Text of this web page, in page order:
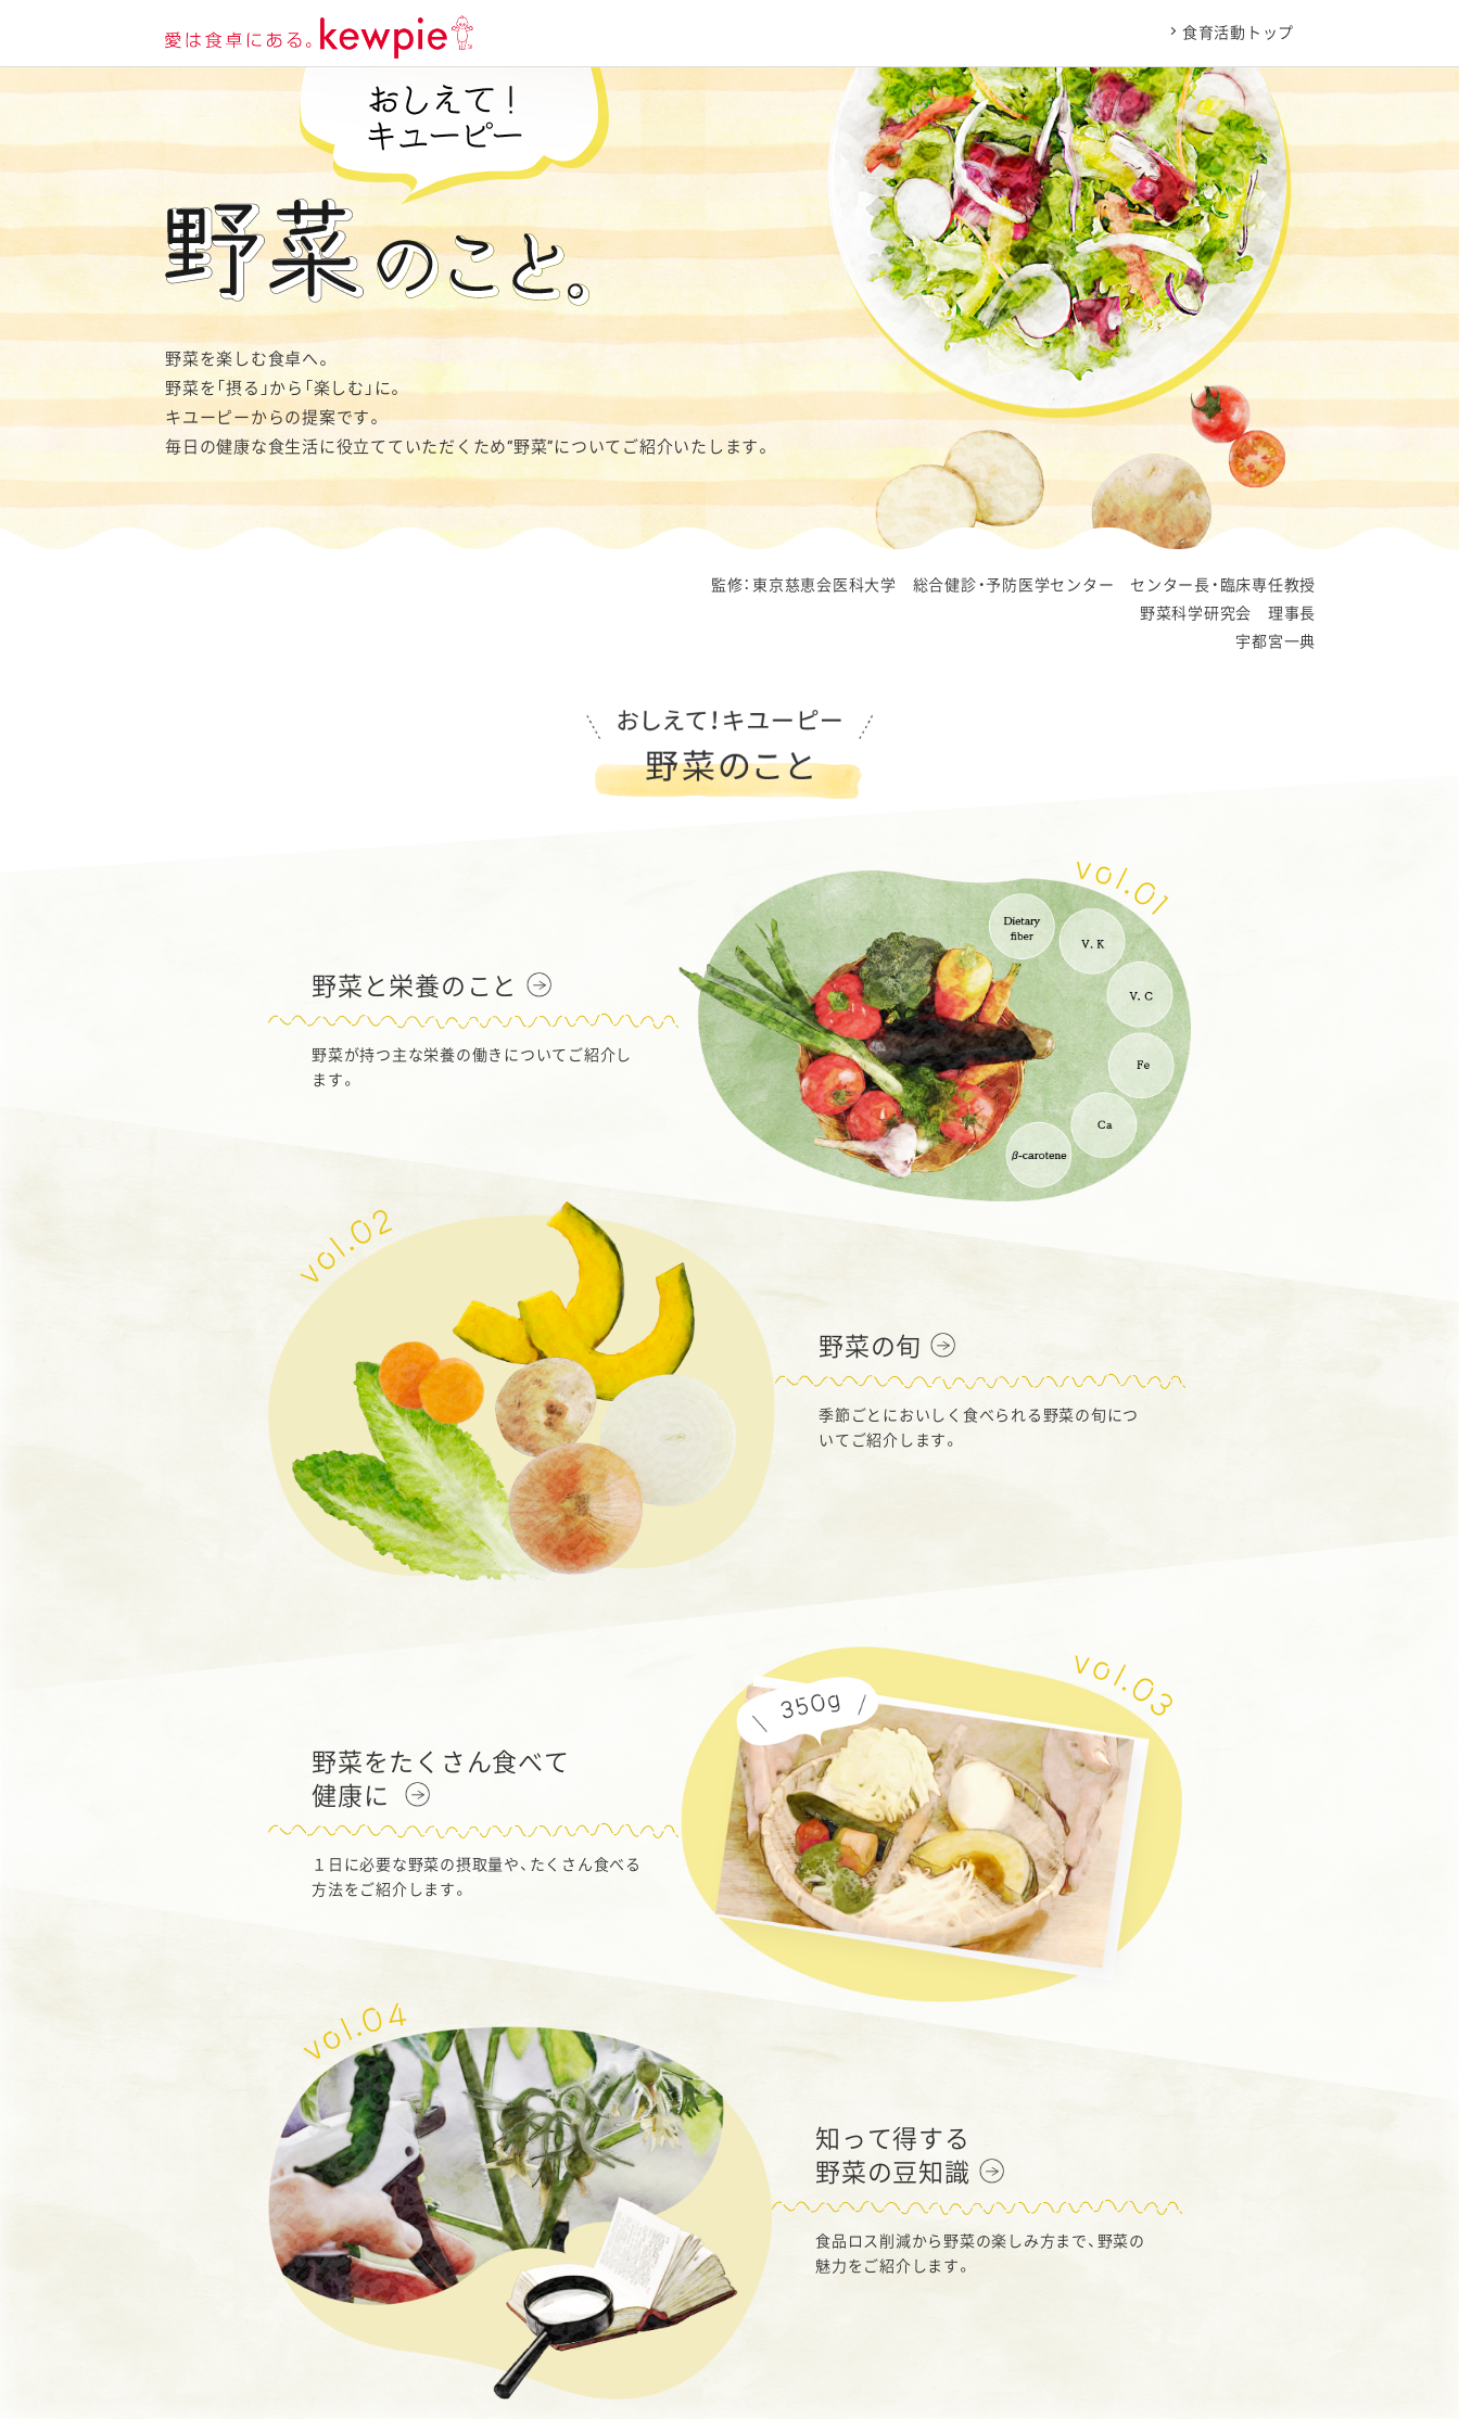
食育活動トップ
野菜を楽しむ食卓へ。
野菜を「摂る」から「楽しむ」に。
キユーピーからの提案です。
毎日の健康な食生活に役立てていただくため“野菜”についてご紹介いたします。
監修：東京慈恵会医科大学 総合健診・予防医学センター センター長・臨床専任教授
野菜科学研究会 理事長
宇都宮一典
野菜と栄養のこと
野菜が持つ主な栄養の働きについてご紹介し
ます。
野菜の旬
季節ごとにおいしく食べられる野菜の旬につ
いてご紹介します。
野菜をたくさん食べて
健康に
１日に必要な野菜の摂取量や、たくさん食べる
方法をご紹介します。
知って得する
野菜の豆知識
食品ロス削減から野菜の楽しみ方まで、野菜の
魅力をご紹介します。